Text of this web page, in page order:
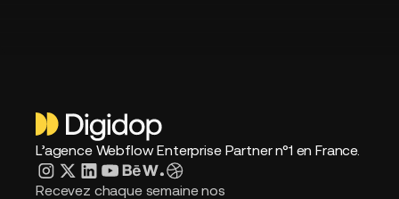
L’agence Webflow Enterprise Partner n°1 en France.
Recevez chaque semaine nos